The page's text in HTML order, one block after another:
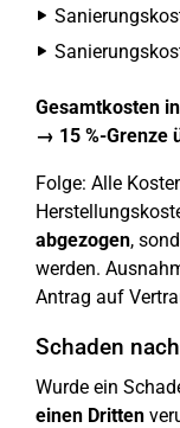
Gesamtkosten
→ 15 %-Grenze
Folge: Alle
abgezogen,
werden.
Antrag auf
Schaden
Wurde ein
einen Dritten